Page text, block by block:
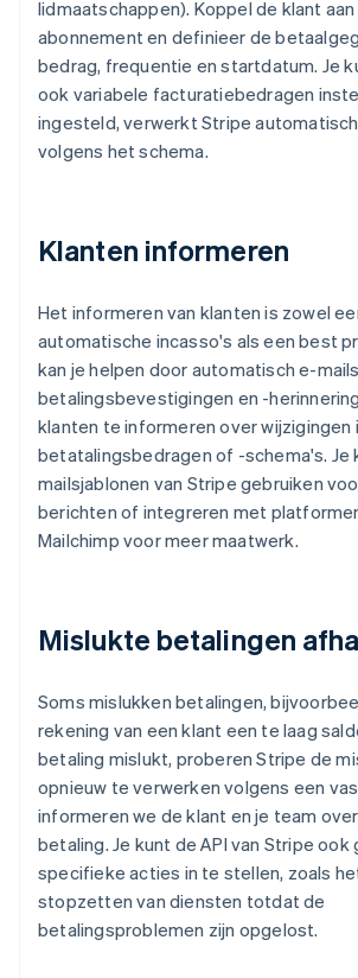
lidmaatschappen). Koppel de klant
abonnement en definieer de
bedrag, frequentie en startdatum. Je
ook variabele facturatiebedragen
ingesteld, verwerkt Stripe
volgens het schema.
Klanten informeren
Het informeren van klanten is zowel
automatische incasso's als een best
kan je helpen door automatisch e-
betalingsbevestigingen en -
klanten te informeren over wijzigingen
betatalingsbedragen of -schema's. Je
mailsjablonen van Stripe gebruiken
berichten of integreren met
Mailchimp voor meer maatwerk.
Mislukte betalingen
Soms mislukken betalingen,
rekening van een klant een te laag
betaling mislukt, proberen Stripe de
opnieuw te verwerken volgens een
informeren we de klant en je team
betaling. Je kunt de API van Stripe ook
specifieke acties in te stellen, zoals
stopzetten van diensten totdat de
betalingsproblemen zijn opgelost.